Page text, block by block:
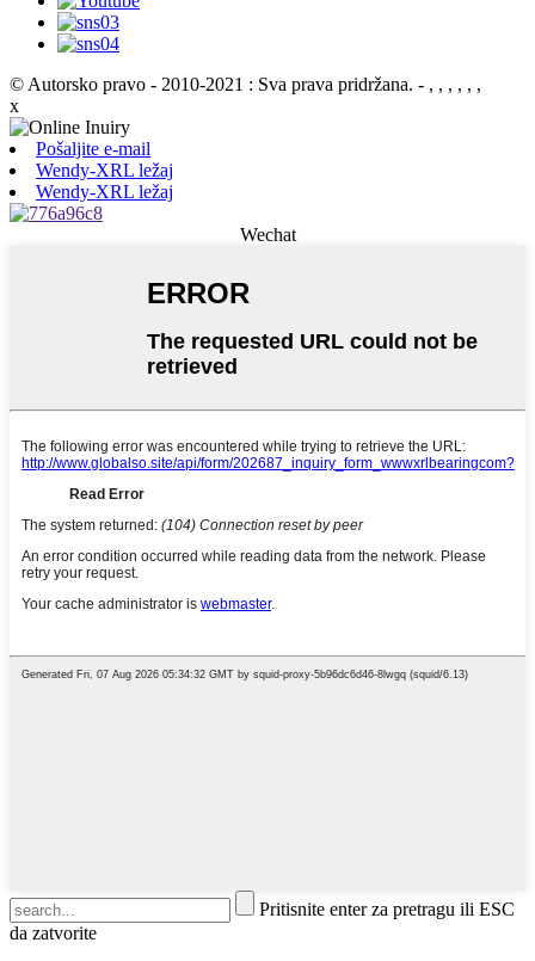
© Autorsko pravo - 2010-2021 : Sva prava pridržana. - , , , , , ,
x
Pošaljite e-mail
Wendy-XRL ležaj
Wendy-XRL ležaj
Wechat
Pritisnite enter za pretragu ili ESC
da zatvorite